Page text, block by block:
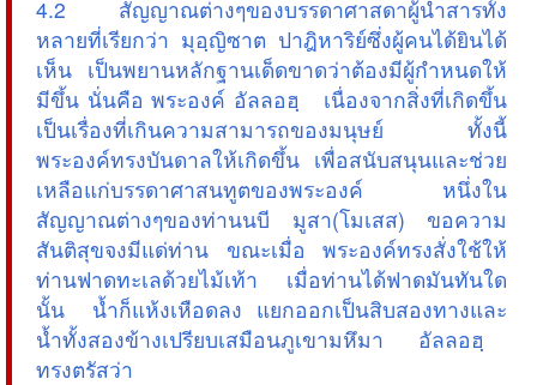
4.2 สัญญาณต่างๆของบรรดาศาสดาผู้นำสารทั้ง
หลายที่เรียกว่า มุอฺญิซาต ปาฎิหาริย์ซึ่งผู้คนได้ยินได้
เห็น เป็นพยานหลักฐานเด็ดขาดว่าต้องมีผู้กำหนดให้
มีขึ้น นั่นคือ พระองค์ อัลลอฮฺ เนื่องจากสิ่งที่เกิดขึ้น
เป็นเรื่องที่เกินความสามารถของมนุษย์ ทั้งนี้
พระองค์ทรงบันดาลให้เกิดขึ้น เพื่อสนับสนุนและช่วย
เหลือแก่บรรดาศาสนทูตของพระองค์ หนึ่งใน
สัญญาณต่างๆของท่านนบี มูสา(โมเสส) ขอความ
สันติสุขจงมีแด่ท่าน ขณะเมื่อ พระองค์ทรงสั่งใช้ให้
ท่านฟาดทะเลด้วยไม้เท้า เมื่อท่านได้ฟาดมันทันใด
นั้น น้ำก็แห้งเหือดลง แยกออกเป็นสิบสองทางและ
น้ำทั้งสองข้างเปรียบเสมือนภูเขามหึมา อัลลอฮฺ
ทรงตรัสว่า